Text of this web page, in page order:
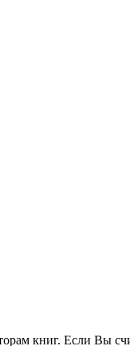
книг. Если Вы